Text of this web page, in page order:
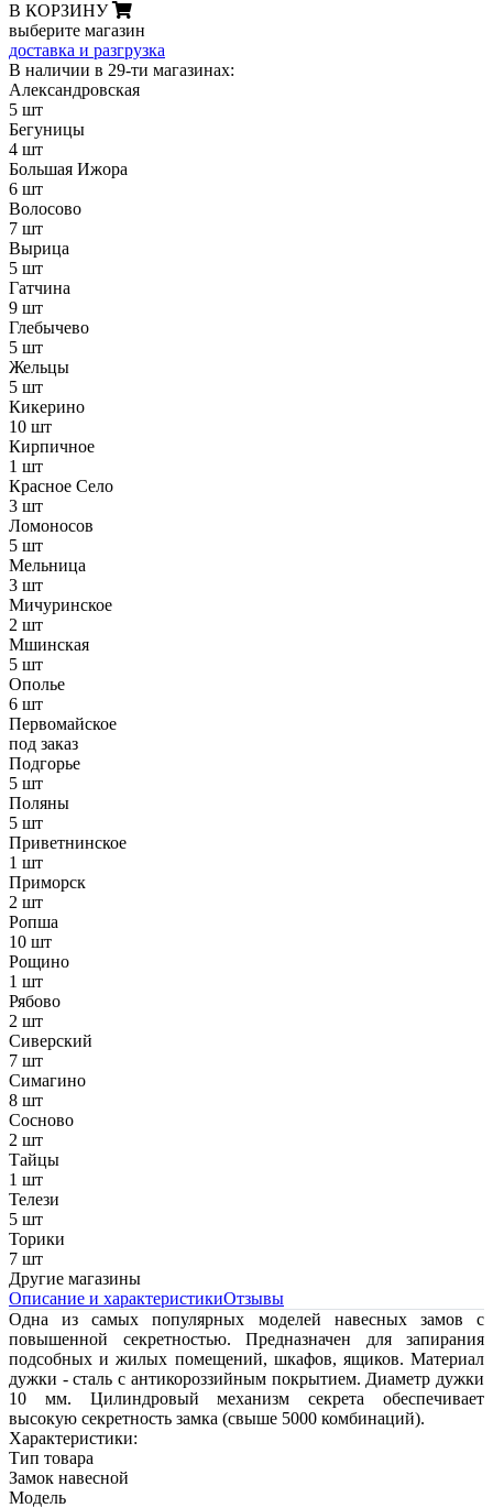
В КОРЗИНУ
выберите магазин
доставка и разгрузка
В наличии в 29-ти магазинах:
Александровская
5 шт
Бегуницы
4 шт
Большая Ижора
6 шт
Волосово
7 шт
Вырица
5 шт
Гатчина
9 шт
Глебычево
5 шт
Жельцы
5 шт
Кикерино
10 шт
Кирпичное
1 шт
Красное Село
3 шт
Ломоносов
5 шт
Мельница
3 шт
Мичуринское
2 шт
Мшинская
5 шт
Ополье
6 шт
Первомайское
под заказ
Подгорье
5 шт
Поляны
5 шт
Приветнинское
1 шт
Приморск
2 шт
Ропша
10 шт
Рощино
1 шт
Рябово
2 шт
Сиверский
7 шт
Симагино
8 шт
Сосново
2 шт
Тайцы
1 шт
Телези
5 шт
Торики
7 шт
Другие магазины
Описание и характеристикиОтзывы
Одна из самых популярных моделей навесных замов с
повышенной секретностью. Предназначен для запирания
подсобных и жилых помещений, шкафов, ящиков. Материал
дужки - сталь с антикороззийным покрытием. Диаметр дужки
10 мм. Цилиндровый механизм секрета обеспечивает
высокую секретность замка (свыше 5000 комбинаций).
Характеристики:
Тип товара
Замок навесной
Модель